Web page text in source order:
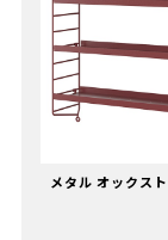
メタル オックス